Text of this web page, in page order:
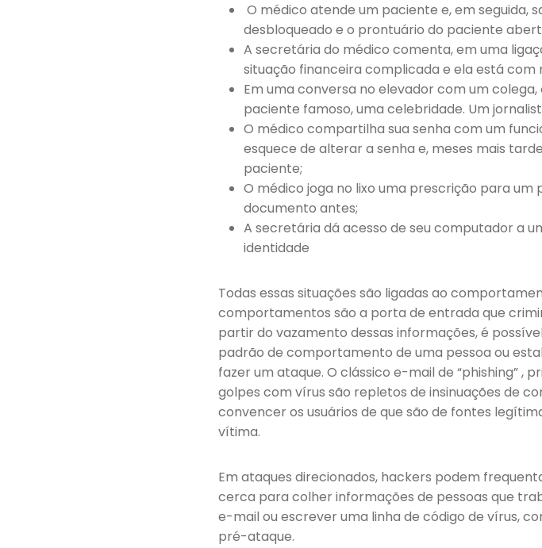
O médico atende um paciente e, em seguida,
desbloqueado e o prontuário do paciente
A secretária do médico comenta, em uma
situação financeira complicada e ela está com
Em uma conversa no elevador com um
paciente famoso, uma celebridade. Um
O médico compartilha sua senha com um
esquece de alterar a senha e, meses mais
paciente;
O médico joga no lixo uma prescrição para
documento antes;
A secretária dá acesso de seu computador a
identidade
Todas essas situações são ligadas ao
comportamentos são a porta de entrada que
partir do vazamento dessas informações, é
padrão de comportamento de uma pessoa ou
fazer um ataque. O clássico e-mail de “phishing”
golpes com vírus são repletos de insinuações de
convencer os usuários de que são de fontes
vítima.
Em ataques direcionados, hackers podem
cerca para colher informações de pessoas que
e-mail ou escrever uma linha de código de vírus,
pré-ataque.